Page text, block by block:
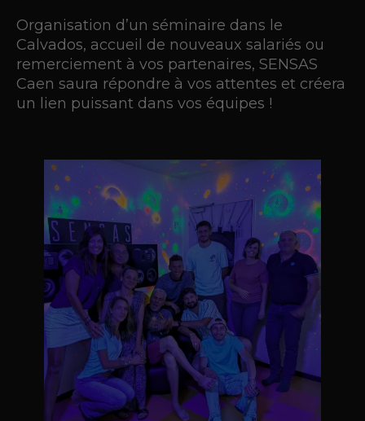
Organisation d’un séminaire dans le
Calvados, accueil de nouveaux salariés ou
remerciement à vos partenaires, SENSAS
Caen saura répondre à vos attentes et créera
un lien puissant dans vos équipes !